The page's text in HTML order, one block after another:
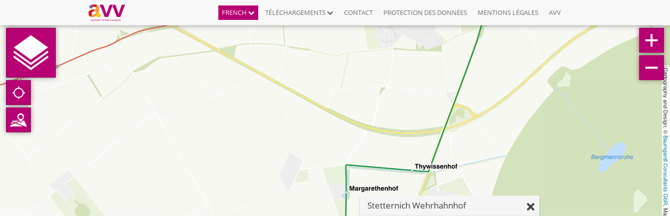
FRENCH TÉLÉCHARGEMENTS CONTACT PROTECTION DES DONNÉES MENTIONS LÉGALES AVV
Cartography and Design: ©
Baumgardt Consultants GbR
Stetternich Wehrhahnhof